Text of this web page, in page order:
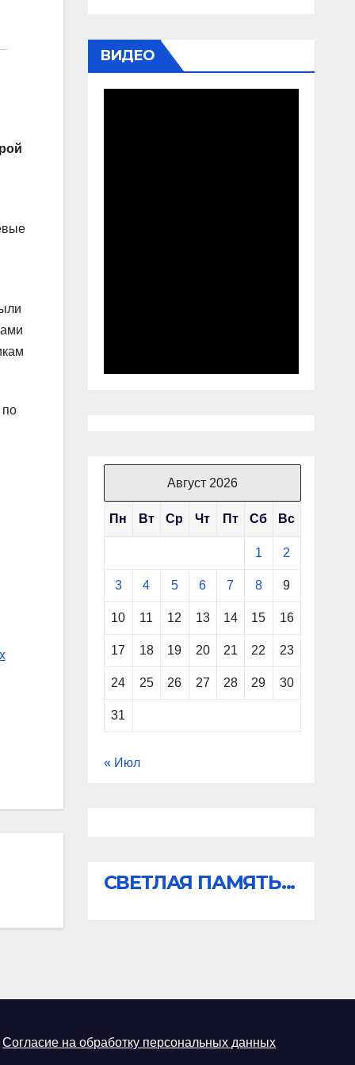
по
ВИДЕО
Август 2026
Пн Вт Ср Чт Пт Сб Вс
1 2
3 4 5 6 7 8 9
10 11 12 13 14 15 16
17 18 19 20 21 22 23
24 25 26 27 28 29 30
31
« Июл
СВЕТЛАЯ ПАМЯТЬ...
Согласие на обработку персональных данных